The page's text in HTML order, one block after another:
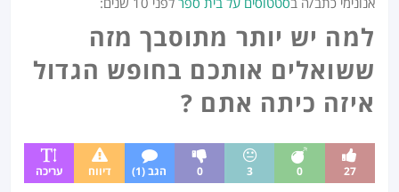
למה יש יותר מתוסבך מזה
ששואלים אותכם בחופש הגדול
איזה כיתה אתם ?
27
0
3
0 הגב (1) דיווח עריכה